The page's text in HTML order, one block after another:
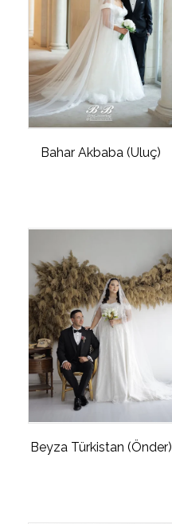
Bahar Akbaba (Uluç)
Beyza Türkistan (Önder)